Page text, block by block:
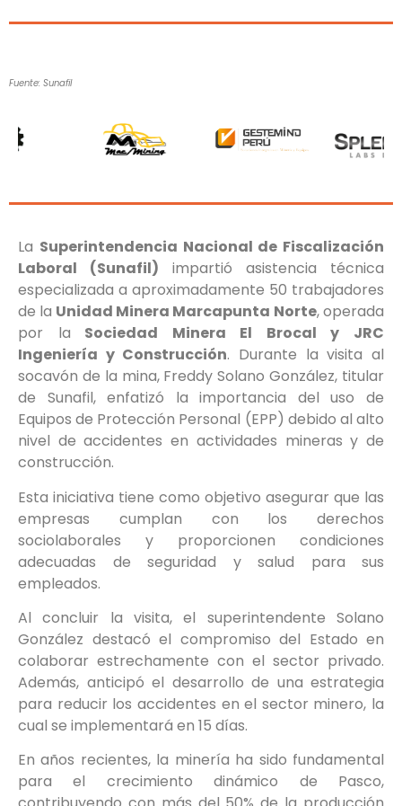
Fuente: Sunafil
La Superintendencia Nacional de Fiscalización
Laboral (Sunafil) impartió asistencia técnica
especializada a aproximadamente 50 trabajadores
de la Unidad Minera Marcapunta Norte, operada
por la Sociedad Minera El Brocal y JRC
Ingeniería y Construcción. Durante la visita al
socavón de la mina, Freddy Solano González, titular
de Sunafil, enfatizó la importancia del uso de
Equipos de Protección Personal (EPP) debido al alto
nivel de accidentes en actividades mineras y de
construcción.
Esta iniciativa tiene como objetivo asegurar que las
empresas cumplan con los derechos
sociolaborales y proporcionen condiciones
adecuadas de seguridad y salud para sus
empleados.
Al concluir la visita, el superintendente Solano
González destacó el compromiso del Estado en
colaborar estrechamente con el sector privado.
Además, anticipó el desarrollo de una estrategia
para reducir los accidentes en el sector minero, la
cual se implementará en 15 días.
En años recientes, la minería ha sido fundamental
para el crecimiento dinámico de Pasco,